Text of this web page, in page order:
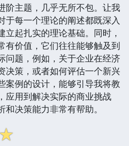
阶主题，几乎无所不包。让我
于每一个理论的阐述都既深入
立起扎实的理论基础。同时，
有价值，它们往往能够触及到
问题，例如，关于企业在经济
决策，或者如何评估一个新兴
案例的设计，能够引导我将教
应用到解决实际的商业挑战
决策能力非常有帮助。
☆